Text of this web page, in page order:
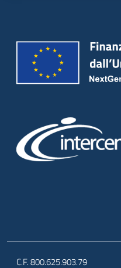
C.F. 800.625.903.79